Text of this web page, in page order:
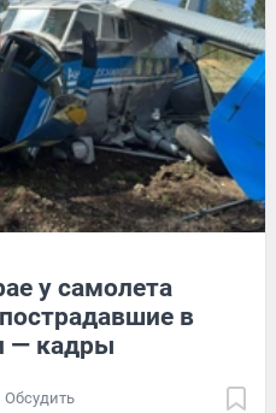
у самолета
в
— кадры
Обсудить